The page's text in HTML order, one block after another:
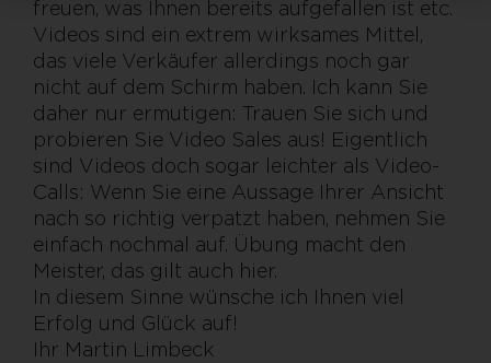
freuen, was Ihnen bereits aufgefallen ist etc.
Videos sind ein extrem wirksames Mittel,
das viele Verkäufer allerdings noch gar
nicht auf dem Schirm haben. Ich kann Sie
daher nur ermutigen: Trauen Sie sich und
probieren Sie Video Sales aus! Eigentlich
sind Videos doch sogar leichter als Video-
Calls: Wenn Sie eine Aussage Ihrer Ansicht
nach so richtig verpatzt haben, nehmen Sie
einfach nochmal auf. Übung macht den
Meister, das gilt auch hier.
In diesem Sinne wünsche ich Ihnen viel
Erfolg und Glück auf!
Ihr Martin Limbeck